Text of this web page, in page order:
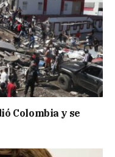
Colombia y se